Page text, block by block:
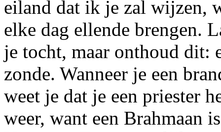
eiland dat ik je zal wijzen,
elke dag ellende brengen.
je tocht, maar onthoud dit:
zonde. Wanneer je een
weet je dat je een priester
weer, want een Brahmaan